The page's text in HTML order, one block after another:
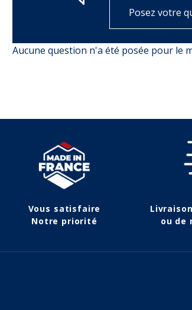
Posez votre
Aucune question n'a été posée pour le
Vous satisfaire
Notre priorité
ou de